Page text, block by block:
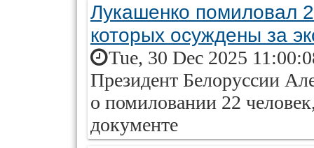
Лукашенко помиловал
которых осуждены за
Tue, 30 Dec 2025
Президент Белоруссии
о помиловании 22
документе